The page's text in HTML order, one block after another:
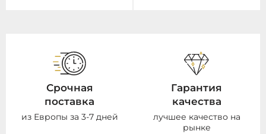
Срочная
поставка
из Европы за 3-7 дней
Гарантия
качества
лучшее качество на
рынке